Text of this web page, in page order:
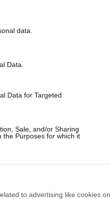
data.
Data.
Data for Targeted
Sale, and/or Sharing
the Purposes for which it
to advertising like cookies on
διαδικασία